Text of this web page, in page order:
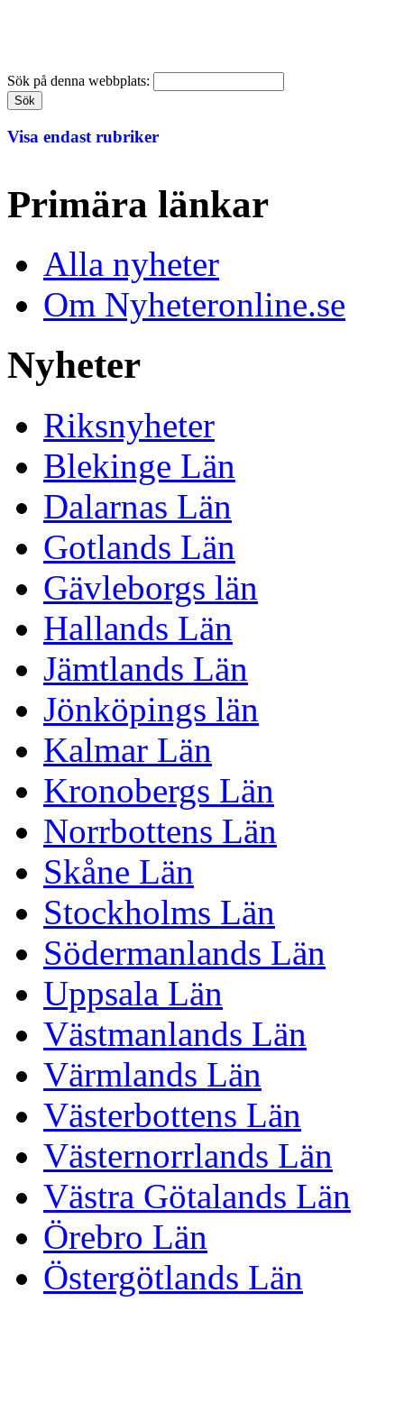
Sök på denna webbplats:
Visa endast rubriker
Primära länkar
Alla nyheter
Om Nyheteronline.se
Nyheter
Riksnyheter
Blekinge Län
Dalarnas Län
Gotlands Län
Gävleborgs län
Hallands Län
Jämtlands Län
Jönköpings län
Kalmar Län
Kronobergs Län
Norrbottens Län
Skåne Län
Stockholms Län
Södermanlands Län
Uppsala Län
Västmanlands Län
Värmlands Län
Västerbottens Län
Västernorrlands Län
Västra Götalands Län
Örebro Län
Östergötlands Län